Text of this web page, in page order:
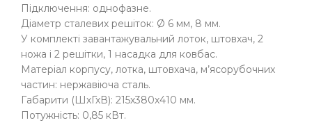
Підключення: однофазне.
Діаметр сталевих решіток: Ø 6 мм, 8 мм.
У комплекті завантажувальний лоток, штовхач, 2
ножа і 2 решітки, 1 насадка для ковбас.
Матеріал корпусу, лотка, штовхача, м’ясорубочних
частин: нержавіюча сталь.
Габарити (ШхГхВ): 215х380х410 мм.
Потужність: 0,85 кВт.